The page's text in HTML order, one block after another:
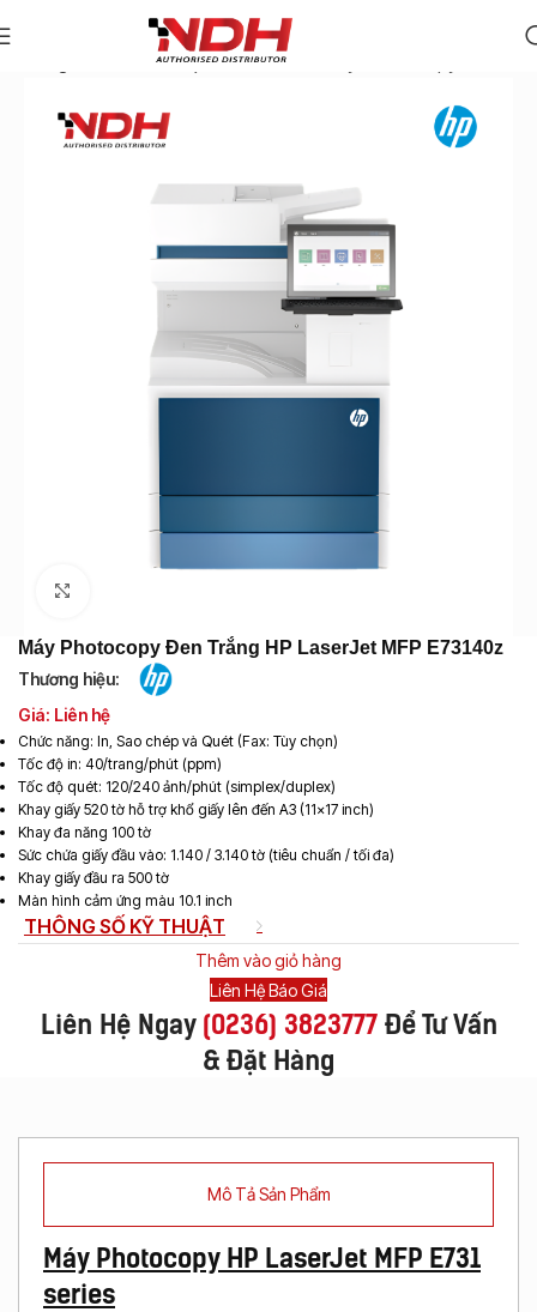
Danh Mục Sản Phẩm
Máy Photocopy Đen Trắng HP LaserJet MFP E73140z
Thương hiệu:
Giá: Liên hệ
Chức năng: In, Sao chép và Quét (Fax: Tùy chọn)
Tốc độ in: 40/trang/phút (ppm)
Tốc độ quét: 120/240 ảnh/phút (simplex/duplex)
Khay giấy 520 tờ hỗ trợ khổ giấy lên đến A3 (11×17 inch)
Khay đa năng 100 tờ
Sức chứa giấy đầu vào: 1.140 / 3.140 tờ (tiêu chuẩn / tối đa)
Khay giấy đầu ra 500 tờ
Màn hình cảm ứng màu 10.1 inch
THÔNG SỐ KỸ THUẬT
Thêm vào giỏ hàng
Liên Hệ Báo Giá
Liên Hệ Ngay (0236) 3823777Để Tư Vấn
& Đặt Hàng
Mô Tả Sản Phẩm
Máy Photocopy HP LaserJet MFP E731
series